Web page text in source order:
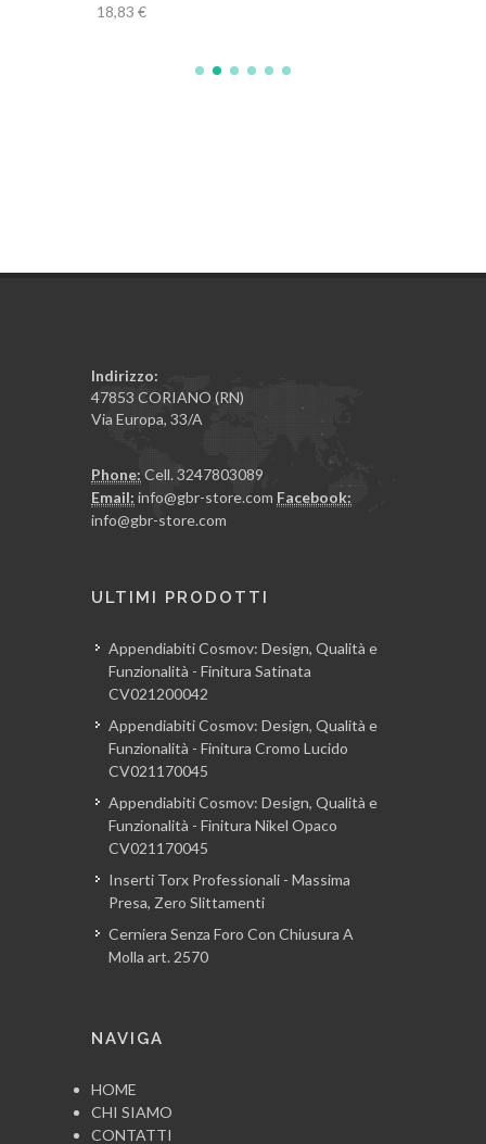
18,83 €
Indirizzo:
47853 CORIANO (RN)
Via Europa, 33/A
Phone: Cell. 3247803089
Email: info@gbr-store.com Facebook:
info@gbr-store.com
ULTIMI PRODOTTI
Appendiabiti Cosmov: Design, Qualità e
Funzionalità - Finitura Satinata
CV021200042
Appendiabiti Cosmov: Design, Qualità e
Funzionalità - Finitura Cromo Lucido
CV021170045
Appendiabiti Cosmov: Design, Qualità e
Funzionalità - Finitura Nikel Opaco
CV021170045
Inserti Torx Professionali - Massima
Presa, Zero Slittamenti
Cerniera Senza Foro Con Chiusura A
Molla art. 2570
NAVIGA
HOME
CHI SIAMO
CONTATTI